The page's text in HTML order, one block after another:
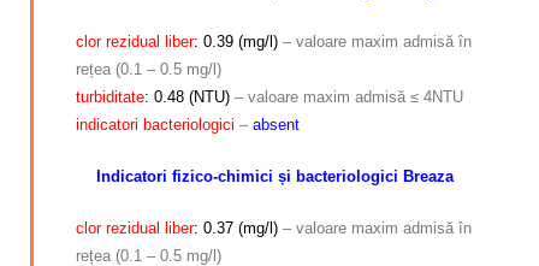
clor rezidual liber: 0.39 (mg/l) – valoare maxim admisă în
rețea (0.1 – 0.5 mg/l)
turbiditate: 0.48 (NTU) – valoare maxim admisă ≤ 4NTU
indicatori bacteriologici – absent
Indicatori fizico-chimici și bacteriologici Breaza
clor rezidual liber: 0.37 (mg/l) – valoare maxim admisă în
rețea (0.1 – 0.5 mg/l)